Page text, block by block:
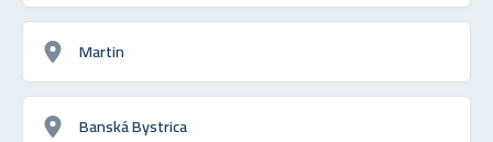
Martin
Banská Bystrica